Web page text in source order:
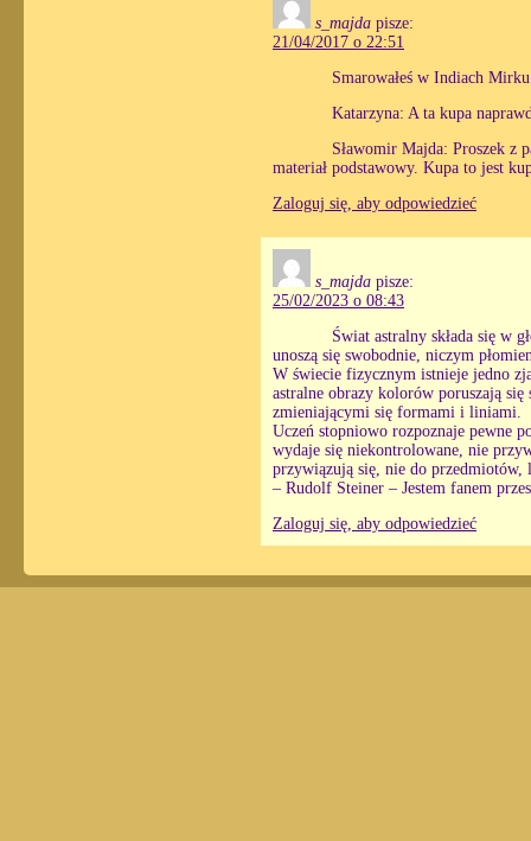
s_majda pisze:
21/04/2017 o 22:51
Smarowałeś w Indiach
Katarzyna: A ta kupa
Sławomir Majda: Proszek z
materiał podstawowy. Kupa to jest
Zaloguj się, aby odpowiedzieć
s_majda pisze:
25/02/2023 o 08:43
Świat astralny składa się w
unoszą się swobodnie, niczym
W świecie fizycznym istnieje jedno
astralne obrazy kolorów poruszają
zmieniającymi się formami i liniami.
Uczeń stopniowo rozpoznaje pewne
wydaje się niekontrolowane, nie
przywiązują się, nie do przedmiotów,
– Rudolf Steiner – Jestem fanem
Zaloguj się, aby odpowiedzieć